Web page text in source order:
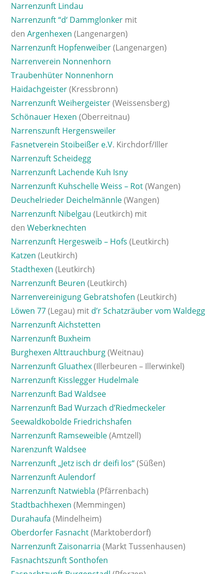
Narrenzunft Lindau
Narrenzunft “d‘ Dammglonker mit
denArgenhexen (Langenargen)
Narrenzunft Hopfenweiber(Langenargen)
Narrenverein Nonnenhorn
Traubenhüter Nonnenhorn
Haidachgeister(Kressbronn)
Narrenzunft Weihergeister(Weissensberg)
Schönauer Hexen (Oberreitnau)
Narrenszunft Hergensweiler
Fasnetverein Stoibeißer e.V. Kirchdorf/Iller
Narrenzuft Scheidegg
Narrenzunft Lachende Kuh Isny
Narrenzunft Kuhschelle Weiss – Rot(Wangen)
Deuchelrieder Deichelmännle(Wangen)
Narrenzunft Nibelgau (Leutkirch) mit
denWeberknechten
Narrenzunft Hergesweib – Hofs (Leutkirch)
Katzen (Leutkirch)
Stadthexen (Leutkirch)
Narrenzunft Beuren (Leutkirch)
Narrenvereinigung Gebratshofen (Leutkirch)
Löwen 77(Legau) mit d’r Schatzräuber vom Waldegg
Narrenzunft Aichstetten
Narrenzunft Buxheim
Burghexen Alttrauchburg(Weitnau)
Narrenzunft Gluathex(Illerbeuren – Illerwinkel)
Narrenzunft Kisslegger Hudelmale
Narrenzunft Bad Waldsee
Narrenzunft Bad Wurzach d’Riedmeckeler
Seewaldkobolde Friedrichshafen
Narrenzunft Ramseweible(Amtzell)
Narenzunft Waldsee
Narrenzunft „Jetz isch dr deifi los“(Süßen)
Narrenzunft Aulendorf
Narrenzunft Natwiebla (Pfärrenbach)
Stadtbachhexen (Memmingen)
Durahaufa (Mindelheim)
Oberdorfer Fasnacht(Marktoberdorf)
Narrenzunft Zaisonarria (Markt Tussenhausen)
Fasnachtszunft Sonthofen